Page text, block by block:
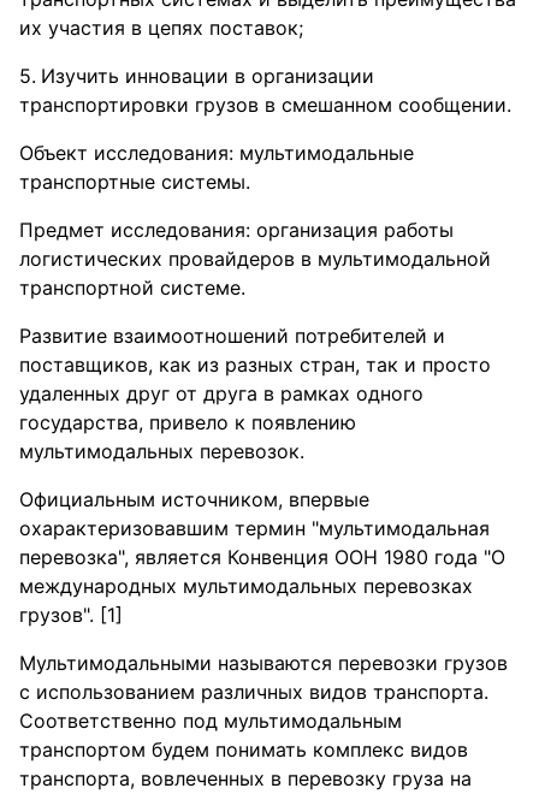
их участия в цепях поставок;
Изучить инновации в организации
транспортировки грузов в смешанном сообщении.
Объект исследования: мультимодальные
транспортные системы.
Предмет исследования: организация работы
логистических провайдеров в мультимодальной
транспортной системе.
Развитие взаимоотношений потребителей и
поставщиков, как из разных стран, так и просто
удаленных друг от друга в рамках одного
государства, привело к появлению
мультимодальных перевозок.
Официальным источником, впервые
охарактеризовавшим термин "мультимодальная
перевозка", является Конвенция ООН 1980 года "О
международных мультимодальных перевозках
грузов". [1]
Мультимодальными называются перевозки грузов
с использованием различных видов транспорта.
Соответственно под мультимодальным
транспортом будем понимать комплекс видов
транспорта, вовлеченных в перевозку груза на